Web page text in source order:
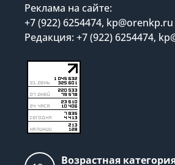
Реклама на сайте:
+7 (922) 6254474, kp@orenkp.ru
Редакция: +7 (922) 6254474,
Возрастная